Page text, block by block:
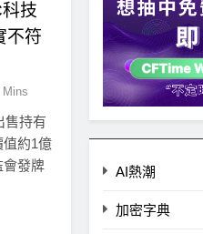
技
不符
Mins
售持有
值約1億
會發牌
AI熱潮
加密字典